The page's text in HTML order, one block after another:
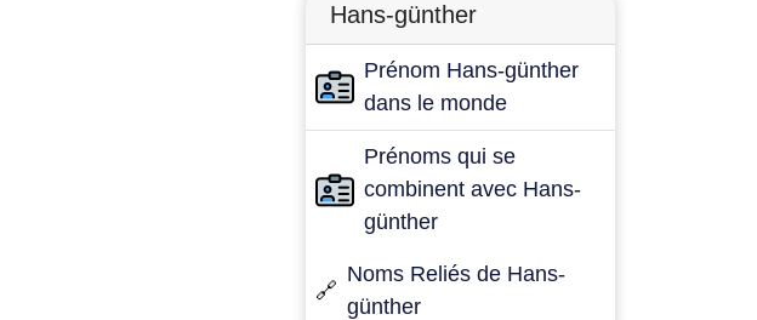
Hans-günther
Prénom Hans-günther
dans le monde
Prénoms qui se
combinent avec Hans-
günther
🔗
Noms Reliés de Hans-
günther